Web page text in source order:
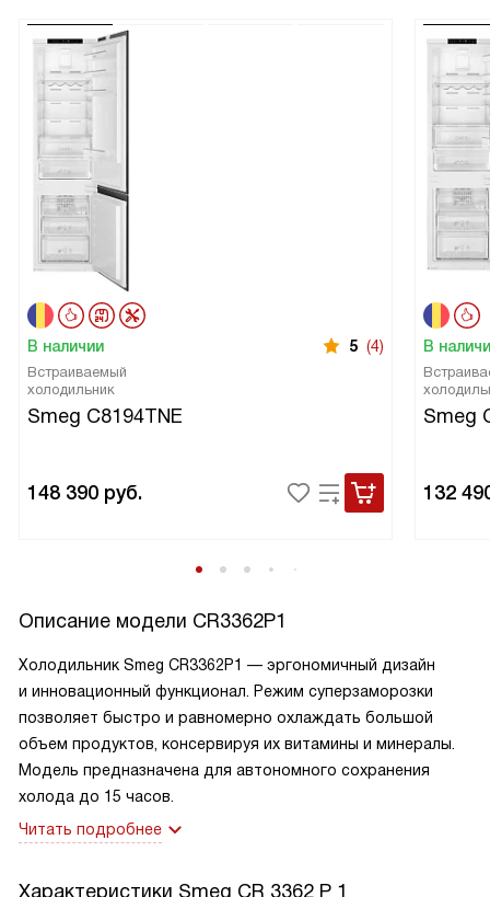
В наличии 5 (4)
Встраиваемый
холодильник
Smeg C8194TNE
148 390 руб.
В
Smeg
132
Описание модели CR3362P1
Холодильник Smeg CR3362P1 — эргономичный дизайн
и инновационный функционал. Режим суперзаморозки
позволяет быстро и равномерно охлаждать большой
объем продуктов, консервируя их витамины и минералы.
Модель предназначена для автономного сохранения
холода до 15 часов.
Читать подробнее
Характеристики Smeg CR 3362 P 1